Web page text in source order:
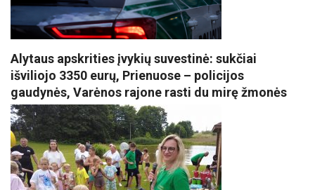
Alytaus apskrities įvykių suvestinė: sukčiai
išviliojo 3350 eurų, Prienuose – policijos
gaudynės, Varėnos rajone rasti du mirę žmonės